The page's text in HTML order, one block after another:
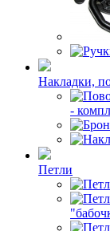
Накладки,
-
Петли